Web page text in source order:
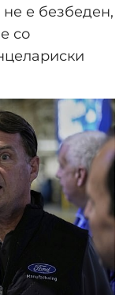
е безбеден,
со